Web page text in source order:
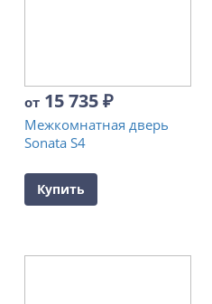
от 15 735₽
Межкомнатная дверь
Sonata S4
Купить